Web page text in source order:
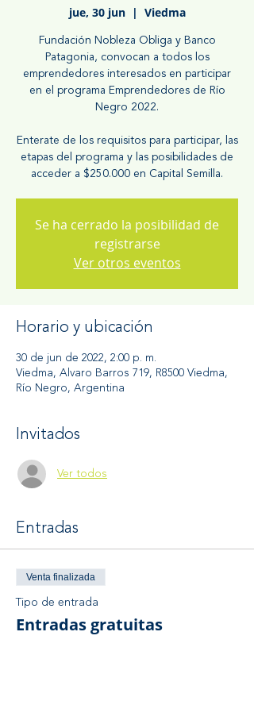
jue, 30 jun
  |
Viedma
Fundación Nobleza Obliga y Banco
Patagonia, convocan a todos los
emprendedores interesados en participar
en el programa Emprendedores de Río
Negro 2022.
Enterate de los requisitos para participar, las
etapas del programa y las posibilidades de
acceder a $250.000 en Capital Semilla.
Se ha cerrado la posibilidad de
registrarse
Ver otros eventos
Horario y ubicación
30 de jun de 2022, 2:00 p. m.
Viedma, Alvaro Barros 719, R8500 Viedma,
Río Negro, Argentina
Invitados
Ver todos
Entradas
Venta finalizada
Tipo de entrada
Entradas gratuitas